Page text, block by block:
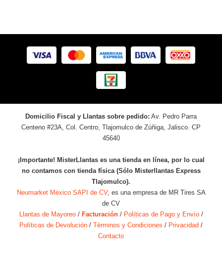
Domicilio Fiscal y Llantas sobre pedido: Av. Pedro Parra
Centeno #23A, Col. Centro, Tlajomulco de Zúñiga, Jalisco. CP
45640
¡Importante! MisterLlantas es una tienda en línea, por lo cual
no contamos con tienda física (Sólo Misterllantas Express
Tlajomulco).
Neumarket México SAPI de CV, es una empresa de MR Tires SA
de CV
Llantas de Mayoreo/ Facturación/ Políticas de Pago y Envío/
Políticas de Devolución / Términos y Condiciones / Privacidad /
Contacto